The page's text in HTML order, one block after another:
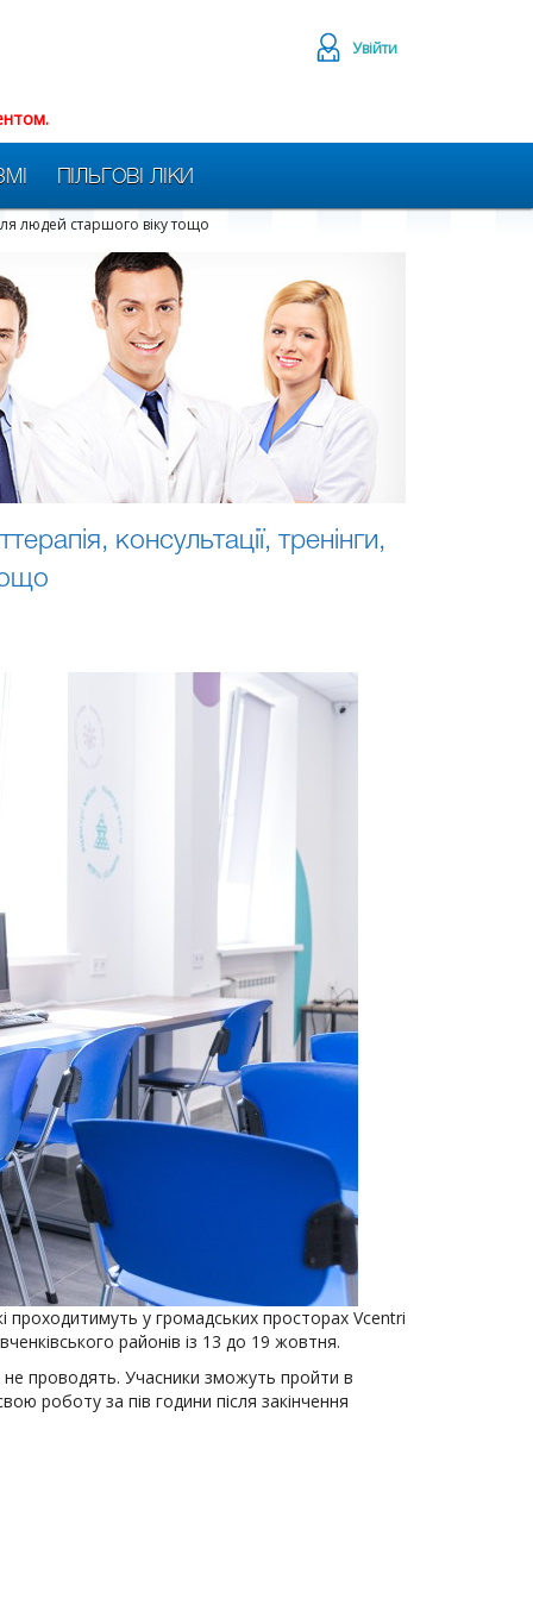
Увійти
ПІЛЬГОВІ ЛІКИ
людей старшого віку тощо
консультації, тренінги,
проходитимуть у громадських просторах Vcentri
районів із 13 до 19 жовтня.
проводять. Учасники зможуть пройти в
роботу за пів години після закінчення